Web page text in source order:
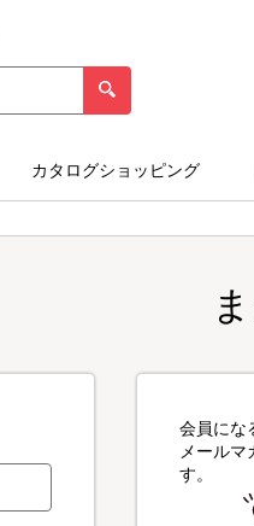
カタログショッピング
会員にな
メール
す。